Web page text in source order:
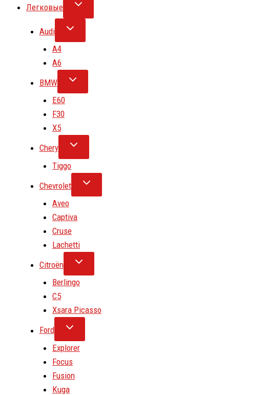
Легковые
Audi
A4
A6
BMW
E60
F30
X5
Chery
Tiggo
Chevrolet
Aveo
Captiva
Cruse
Lachetti
Citroën
Berlingo
C5
Xsara Picasso
Ford
Explorer
Focus
Fusion
Kuga